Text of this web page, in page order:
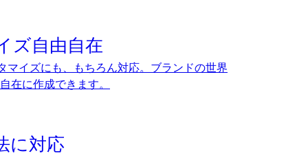
ズ自由自在
マイズにも、もちろん対応。ブランドの世界
在に作成できます。
に対応